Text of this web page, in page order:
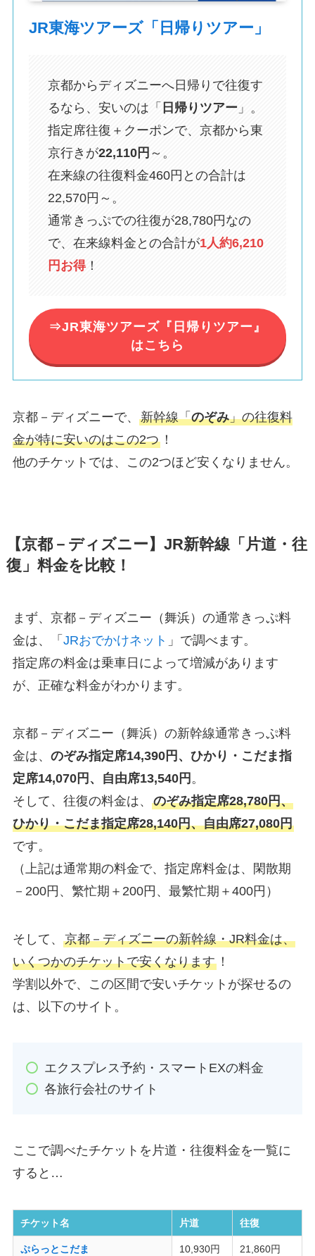
JR東海ツアーズ「日帰りツアー」
京都からディズニーへ日帰りで往復す
るなら、安いのは「 日帰りツアー 」。
指定席往復＋クーポンで、京都から東
京行きが22,110円 ～。
在来線の往復料金460円との合計は
22,570円～。
通常きっぷでの往復が28,780円なの
で、在来線料金との合計が1人約6,210
円お得！
⇒JR東海ツアーズ『日帰りツアー』
はこちら
京都－ディズニーで、 新幹線「のぞみ」の往復料
金が特に安いのはこの2つ！
他のチケットでは、この2つほど安くなりません。
【京都－ディズニー】JR新幹線「片道・往
復」料金を比較！
まず、京都－ディズニー（舞浜）の通常きっぷ料
金は、「 JRおでかけネット 」で調べます。
指定席の料金は乗車日によって増減があります
が、正確な料金がわかります。
京都－ディズニー（舞浜）の新幹線通常きっぷ料
金は、 のぞみ指定席14,390円、ひかり・こだま指
定席14,070円、自由席13,540円 。
そして、往復の料金は、 のぞみ指定席28,780円、
ひかり・こだま指定席28,140円、自由席27,080円
です。
（上記は通常期の料金で、指定席料金は、閑散期
－200円、繁忙期＋200円、最繁忙期＋400円）
そして、 京都－ディズニーの新幹線・JR料金は、
いくつかのチケットで安くなります！
学割以外で、この区間で安いチケットが探せるの
は、以下のサイト。
エクスプレス予約・スマートEXの料金
各旅行会社のサイト
ここで調べたチケットを片道・往復料金を一覧に
すると…
チケット名 片道 往復
ぷらっとこだま
10,930円
21,860円